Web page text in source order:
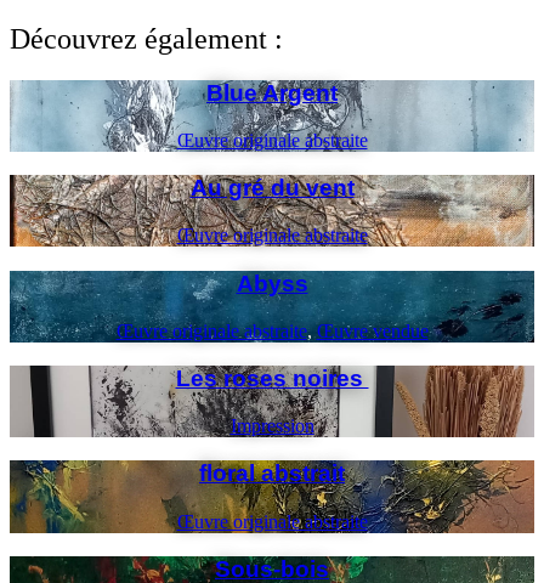
Découvrez également :
Blue Argent
Œuvre originale abstraite
Au gré du vent
Œuvre originale abstraite
Abyss
Œuvre originale abstraite,Œuvre vendue
Les roses noires
Impression
floral abstrait
Œuvre originale abstraite
Sous-bois